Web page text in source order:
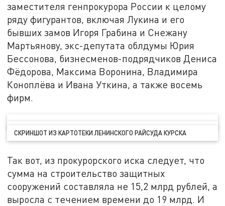
заместителя генпрокурора России к целому
ряду фигурантов, включая Лукина и его
бывших замов Игоря Грабина и Снежану
Мартьянову, экс-депутата облдумы Юрия
Бессонова, бизнесменов-подрядчиков Дениса
Фёдорова, Максима Воронина, Владимира
Коноплёва и Ивана Уткина, а также восемь
фирм.
СКРИНШОТ ИЗ КАРТОТЕКИ ЛЕНИНСКОГО РАЙСУДА КУРСКА
Так вот, из прокурорского иска следует, что
сумма на строительство защитных
сооружений составляла не 15,2 млрд рублей, а
выросла с течением времени до 19 млрд. И